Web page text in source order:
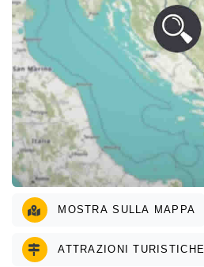
MOSTRA SULLA MAPPA
ATTRAZIONI TURISTICHE